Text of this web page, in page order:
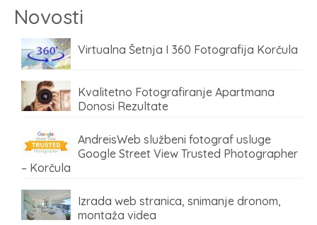
Novosti
Virtualna Šetnja I 360 Fotografija Korčula
Kvalitetno Fotografiranje Apartmana
Donosi Rezultate
AndreisWeb službeni fotograf usluge
Google Street View Trusted Photographer
– Korčula
Izrada web stranica, snimanje dronom,
montaža videa